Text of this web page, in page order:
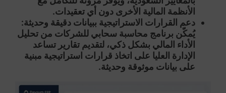
الأنظمة المالية الأخرى دون أي تعقيدات.
دعم القرارات الاستراتيجية ببيانات دقيقة وحديثة:
يُمكّن برنامج محاسبة سحابي للشركات من تحليل
الأداء المالي بشكل ذكي، لتقديم تقارير تساعد
الإدارة العليا على اتخاذ قرارات استراتيجية مبنية
على بيانات موثوقة وحديثة.